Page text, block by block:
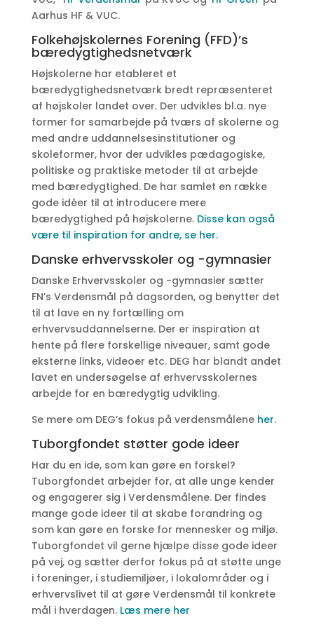
Aarhus HF & VUC.
Folkehøjskolernes Forening (FFD)’s
bæredygtighedsnetværk
Højskolerne har etableret et
bæredygtighedsnetværk bredt repræsenteret
af højskoler landet over. Der udvikles bl.a. nye
former for samarbejde på tværs af skolerne og
med andre uddannelsesinstitutioner og
skoleformer, hvor der udvikles pædagogiske,
politiske og praktiske metoder til at arbejde
med bæredygtighed. De har samlet en række
gode idéer til at introducere mere
bæredygtighed på højskolerne. Disse kan også
være til inspiration for andre, se her.
Danske erhvervsskoler og -gymnasier
Danske Erhvervsskoler og -gymnasier sætter
FN’s Verdensmål på dagsorden, og benytter det
til at lave en ny fortælling om
erhvervsuddannelserne. Der er inspiration at
hente på flere forskellige niveauer, samt gode
eksterne links, videoer etc. DEG har blandt andet
lavet en undersøgelse af erhvervsskolernes
arbejde for en bæredygtig udvikling.
Se mere om DEG’s fokus på verdensmålene her.
Tuborgfondet støtter gode ideer
Har du en ide, som kan gøre en forskel?
Tuborgfondet arbejder for, at alle unge kender
og engagerer sig i Verdensmålene. Der findes
mange gode ideer til at skabe forandring og
som kan gøre en forske for mennesker og miljø.
Tuborgfondet vil gerne hjælpe disse gode ideer
på vej, og sætter derfor fokus på at støtte unge
i foreninger, i studiemiljøer, i lokalområder og i
erhvervslivet til at gøre Verdensmål til konkrete
mål i hverdagen. Læs mere her